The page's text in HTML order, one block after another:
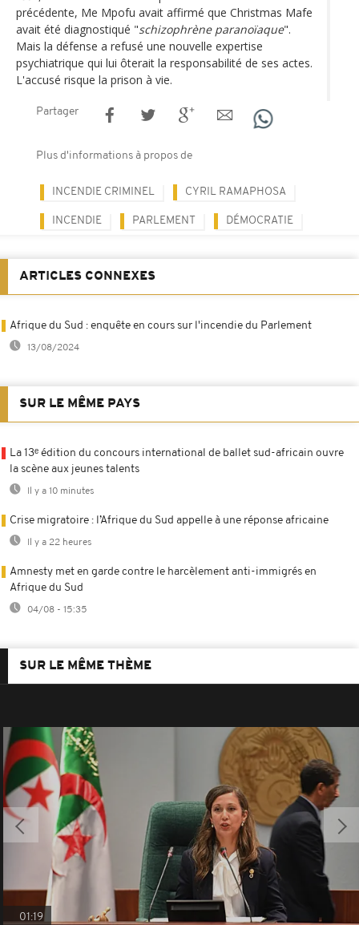
précédente, Me Mpofu avait affirmé que Christmas Mafe
avait été diagnostiqué "schizophrène paranoïaque".
Mais la défense a refusé une nouvelle expertise
psychiatrique qui lui ôterait la responsabilité de ses actes.
L'accusé risque la prison à vie.
Partager
Plus d'informations à propos de
INCENDIE CRIMINEL CYRIL RAMAPHOSA
INCENDIE PARLEMENT DÉMOCRATIE
ARTICLES CONNEXES
Afrique du Sud : enquête en cours sur l'incendie du Parlement
13/08/2024
SUR LE MÊME PAYS
La 13ᵉ édition du concours international de ballet sud-africain ouvre
la scène aux jeunes talents
Il y a 10 minutes
Crise migratoire : l’Afrique du Sud appelle à une réponse africaine
Il y a 22 heures
Amnesty met en garde contre le harcèlement anti-immigrés en
Afrique du Sud
04/08 - 15:35
SUR LE MÊME THÈME
01:19